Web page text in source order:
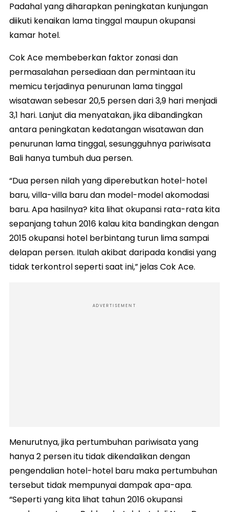
Padahal yang diharapkan peningkatan kunjungan
diikuti kenaikan lama tinggal maupun okupansi
kamar hotel.
Cok Ace membeberkan faktor zonasi dan
permasalahan persediaan dan permintaan itu
memicu terjadinya penurunan lama tinggal
wisatawan sebesar 20,5 persen dari 3,9 hari menjadi
3,1 hari. Lanjut dia menyatakan, jika dibandingkan
antara peningkatan kedatangan wisatawan dan
penurunan lama tinggal, sesungguhnya pariwisata
Bali hanya tumbuh dua persen.
“Dua persen nilah yang diperebutkan hotel-hotel
baru, villa-villa baru dan model-model akomodasi
baru. Apa hasilnya? kita lihat okupansi rata-rata kita
sepanjang tahun 2016 kalau kita bandingkan dengan
2015 okupansi hotel berbintang turun lima sampai
delapan persen. Itulah akibat daripada kondisi yang
tidak terkontrol seperti saat ini,” jelas Cok Ace.
ADVERTISEMENT
Menurutnya, jika pertumbuhan pariwisata yang
hanya 2 persen itu tidak dikendalikan dengan
pengendalian hotel-hotel baru maka pertumbuhan
tersebut tidak mempunyai dampak apa-apa.
“Seperti yang kita lihat tahun 2016 okupansi